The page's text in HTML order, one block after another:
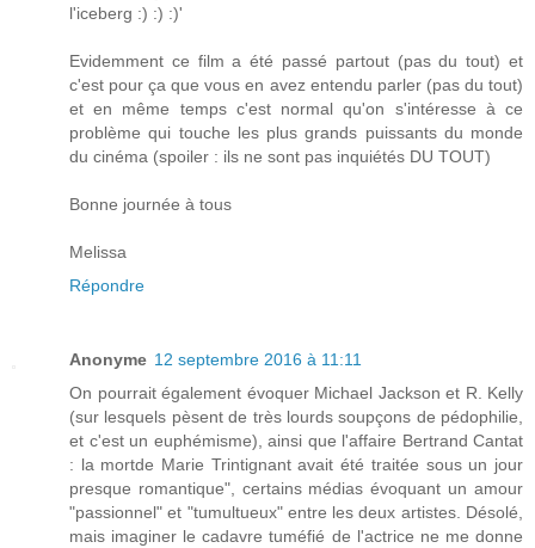
l'iceberg :) :) :)'
Evidemment ce film a été passé partout (pas du tout) et
c'est pour ça que vous en avez entendu parler (pas du tout)
et en même temps c'est normal qu'on s'intéresse à ce
problème qui touche les plus grands puissants du monde
du cinéma (spoiler : ils ne sont pas inquiétés DU TOUT)
Bonne journée à tous
Melissa
Répondre
Anonyme 12 septembre 2016 à 11:11
On pourrait également évoquer Michael Jackson et R. Kelly
(sur lesquels pèsent de très lourds soupçons de pédophilie,
et c'est un euphémisme), ainsi que l'affaire Bertrand Cantat
: la mortde Marie Trintignant avait été traitée sous un jour
presque romantique", certains médias évoquant un amour
"passionnel" et "tumultueux" entre les deux artistes. Désolé,
mais imaginer le cadavre tuméfié de l'actrice ne me donne